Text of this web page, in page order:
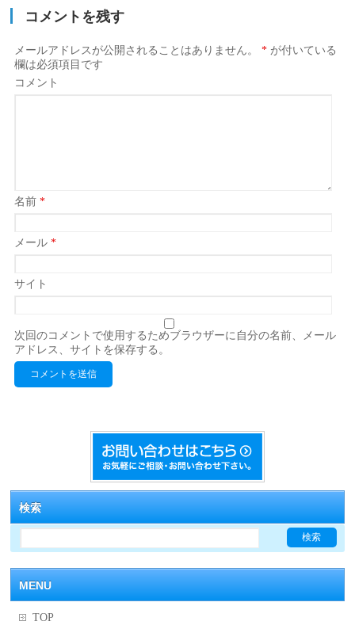
コメントを残す
メールアドレスが公開されることはありません。 * が付いている
欄は必須項目です
コメント
名前*
メール*
サイト
次回のコメントで使用するためブラウザーに自分の名前、メール
アドレス、サイトを保存する。
検索
MENU
TOP